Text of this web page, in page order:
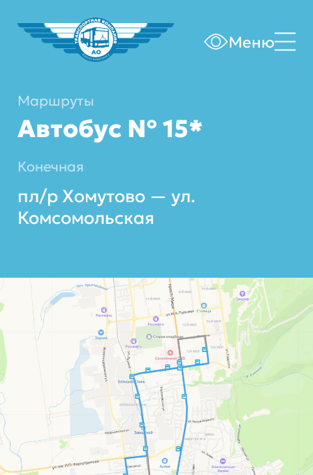
Меню
Маршруты
Автобус № 15*
Конечная
пл/р Хомутово — ул.
Комсомольская